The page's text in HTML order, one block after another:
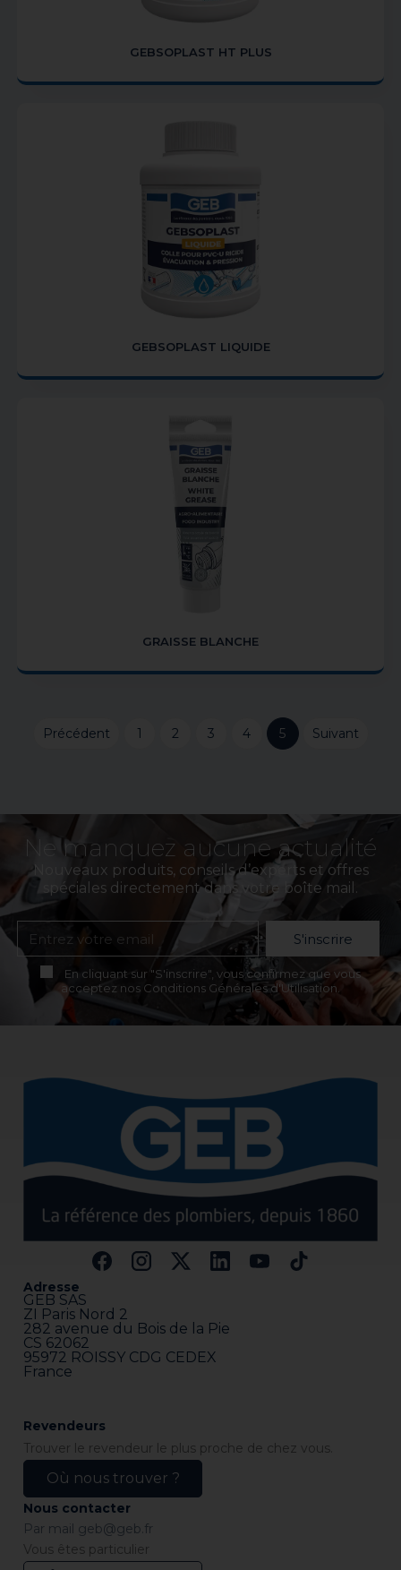
GEBSOPLAST HT PLUS
GEBSOPLAST LIQUIDE
GRAISSE BLANCHE
Précédent 1 2 3 4 5 Suivant
Ne manquez aucune actualité
Nouveaux produits, conseils d’experts et offres
spéciales directement dans votre boîte mail.
En cliquant sur "S'inscrire", vous confirmez que vous
acceptez nos Conditions Générales d'Utilisation.
S'inscrire
Adresse
GEB SAS
ZI Paris Nord 2
282 avenue du Bois de la Pie
CS 62062
95972 ROISSY CDG CEDEX
France
Revendeurs
Trouver le revendeur le plus proche de chez vous.
Où nous trouver ?
Nous contacter
Par mail geb@geb.fr
Vous êtes particulier